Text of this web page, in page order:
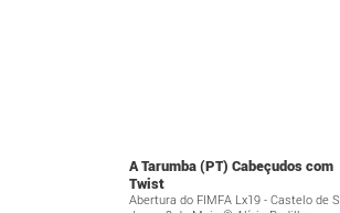
A Tarumba (PT) Cabeçudos com
Twist
Abertura do FIMFA Lx19 - Castelo de S.